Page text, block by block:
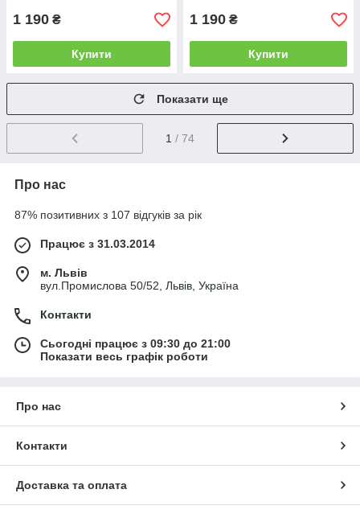
1 190 ₴
Купити
1 190 ₴
Купити
Показати ще
1 / 74
Про нас
87% позитивних з 107 відгуків за рік
Працює з 31.03.2014
м. Львів
вул.Промислова 50/52, Львів, Україна
Контакти
Сьогодні працює з 09:30 до 21:00
Показати весь графік роботи
Про нас
Контакти
Доставка та оплата